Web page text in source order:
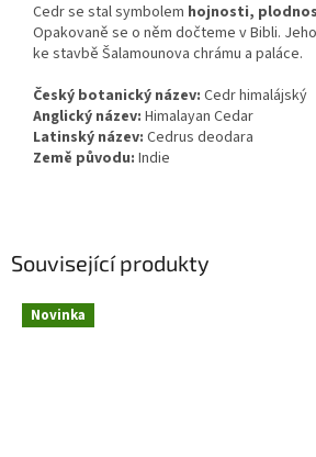
Související produkty
Novinka
Cedr se stal symbolem hojnosti,
Opakovaně se o něm dočteme v Bibli.
ke stavbě Šalamounova chrámu a paláce.
Český botanický název: Cedr himalájský
Anglický název: Himalayan Cedar
Latinský název: Cedrus deodara
Země původu: Indie